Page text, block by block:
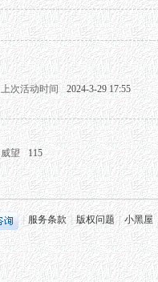
上次活动时间
2024-3-29 17:55
威望
115
服务条款 版权问题 | 小黑屋